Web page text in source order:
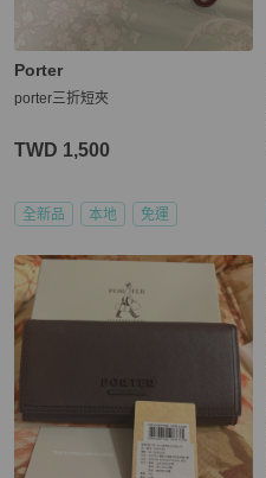
Porter
porter三折短夾
TWD 1,500
全新品 本地 免運